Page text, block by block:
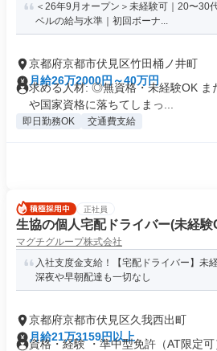
＜26年9月オープン＞未経験可｜20〜30
ベルの給与水準｜初回ボーナ...
京都府京都市伏見区竹田桶ノ井町
月給26万2000円～40万円
求める人材: ◎無資格・未経験OK ま
や国家資格に落ちてしまっ...
即日勤務OK 交通費支給
正社員
生協の個人宅配ドライバー(未経験
マグチグループ株式会社
入社支度金支給！【宅配ドライバー】未
深夜や早朝配達も一切なし
京都府京都市伏見区久我西出町
月給21万3159円以上
資格・経験 ・準中型免許（AT限定